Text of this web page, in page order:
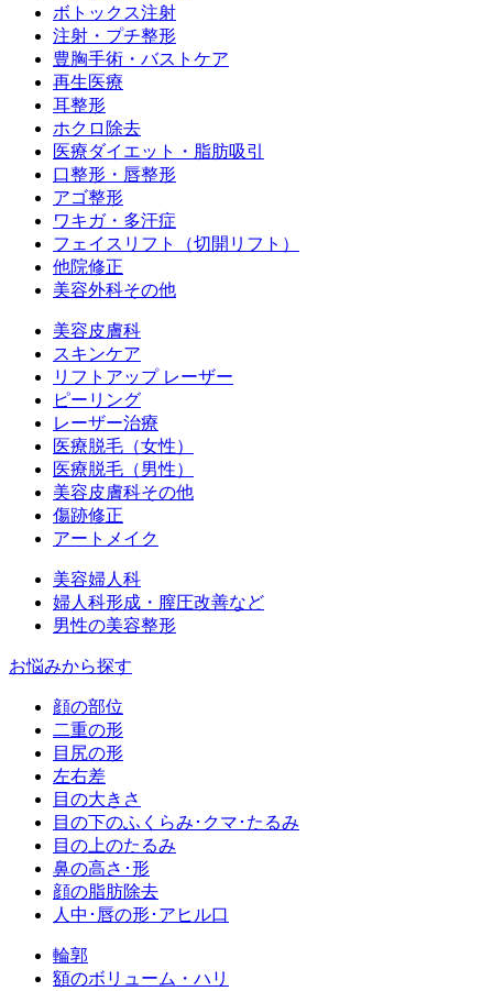
ボトックス注射
注射・プチ整形
豊胸手術・バストケア
再生医療
耳整形
ホクロ除去
医療ダイエット・脂肪吸引
口整形・唇整形
アゴ整形
ワキガ・多汗症
フェイスリフト（切開リフト）
他院修正
美容外科その他
美容皮膚科
スキンケア
リフトアップ レーザー
ピーリング
レーザー治療
医療脱毛（女性）
医療脱毛（男性）
美容皮膚科その他
傷跡修正
アートメイク
美容婦人科
婦人科形成・膣圧改善など
男性の美容整形
お悩みから探す
顔の部位
二重の形
目尻の形
左右差
目の大きさ
目の下のふくらみ･クマ･たるみ
目の上のたるみ
鼻の高さ･形
顔の脂肪除去
人中･唇の形･アヒル口
輪郭
額のボリューム・ハリ